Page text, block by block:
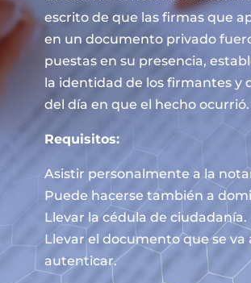
escrito de que las firmas que
en un documento privado
puestas en su presencia,
la identidad de los firmantes y
del día en que el hecho ocurrió.
Requisitos:
Asistir personalmente a la
Puede hacerse también a
Llevar la cédula de ciudadanía.
Llevar el documento que se va
autenticar.